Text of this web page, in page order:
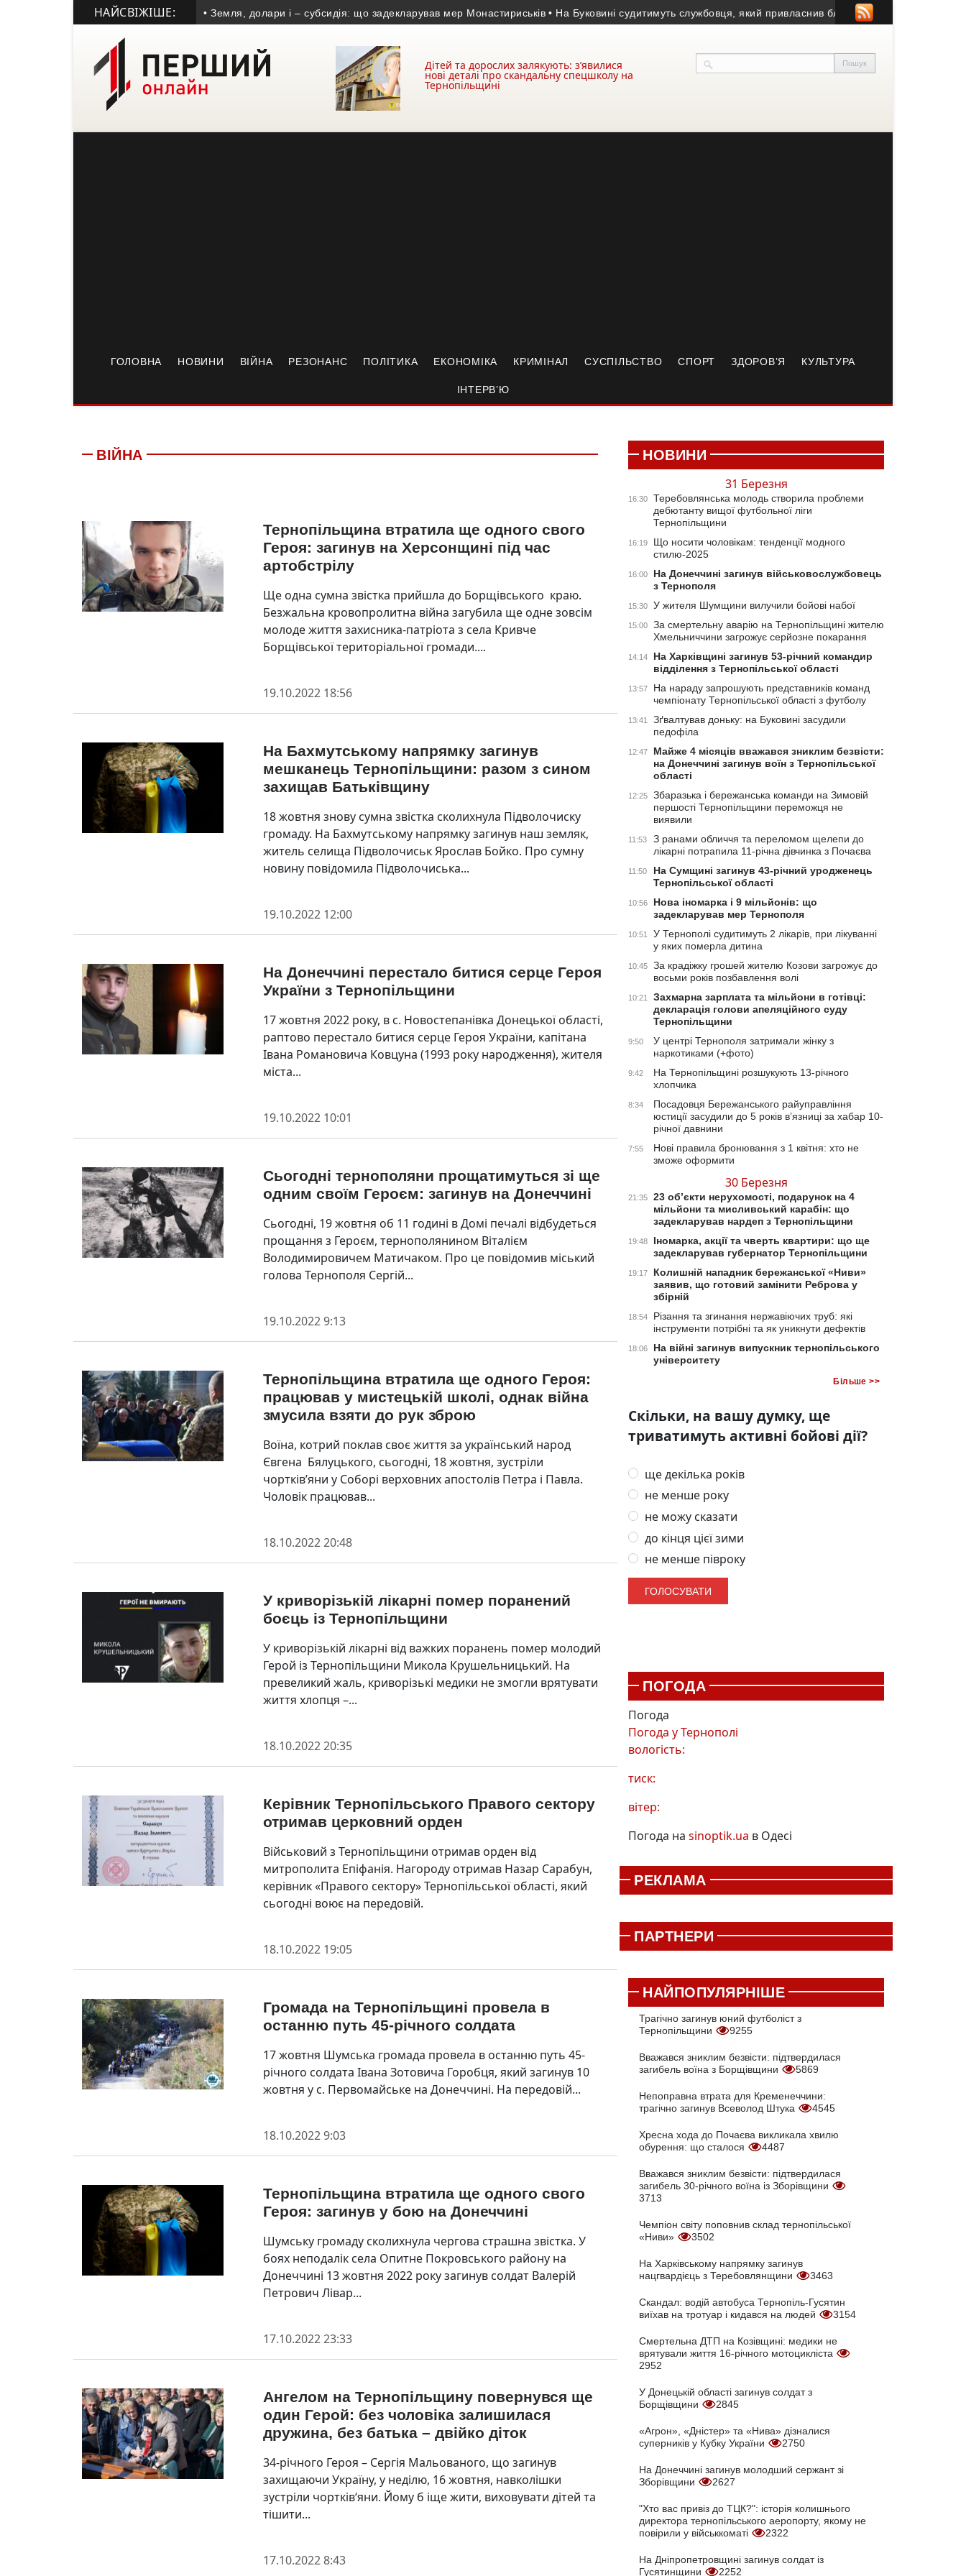
НАЙСВІЖІШЕ:• Земля, долари і – субсидія: що задекларував мер Монастириськів • На Буковині судитимуть службовця, який привласнив близько 6 млн грн
Дітей та дорослих залякують: з’явилися
нові деталі про скандальну спецшколу на
Тернопільщині
ГОЛОВНА НОВИНИ ВІЙНА РЕЗОНАНС ПОЛІТИКА ЕКОНОМІКА КРИМІНАЛ СУСПІЛЬСТВО СПОРТ ЗДОРОВ’Я КУЛЬТУРА
ІНТЕРВ’Ю
ВІЙНА
Тернопільщина втратила ще одного свого
Героя: загинув на Херсонщині під час
артобстрілу
Ще одна сумна звістка прийшла до Борщівського краю.
Безжальна кровопролитна війна загубила ще одне зовсім
молоде життя захисника-патріота з села Кривче
Борщівської територіальної громади....
19.10.2022 18:56
На Бахмутському напрямку загинув
мешканець Тернопільщини: разом з сином
захищав Батьківщину
18 жовтня знову сумна звістка сколихнула Підволочиску
громаду. На Бахмутському напрямку загинув наш земляк,
житель селища Підволочиськ Ярослав Бойко. Про сумну
новину повідомила Підволочиська...
19.10.2022 12:00
На Донеччині перестало битися серце Героя
України з Тернопільщини
17 жовтня 2022 року, в с. Новостепанівка Донецької області,
раптово перестало битися серце Героя України, капітана
Івана Романовича Ковцуна (1993 року народження), жителя
міста...
19.10.2022 10:01
Сьогодні тернополяни прощатимуться зі ще
одним своїм Героєм: загинув на Донеччині
Сьогодні, 19 жовтня об 11 годині в Домі печалі відбудеться
прощання з Героєм, тернополянином Віталієм
Володимировичем Матичаком. Про це повідомив міський
голова Тернополя Сергій...
19.10.2022 9:13
Тернопільщина втратила ще одного Героя:
працював у мистецькій школі, однак війна
змусила взяти до рук зброю
Воїна, котрий поклав своє життя за український народ
Євгена Бялуцького, сьогодні, 18 жовтня, зустріли
чортків’яни у Соборі верховних апостолів Петра і Павла.
Чоловік працював...
18.10.2022 20:48
У криворізькій лікарні помер поранений
боєць із Тернопільщини
У криворізькій лікарні від важких поранень помер молодий
Герой із Тернопільщини Микола Крушельницький. На
превеликий жаль, криворізькі медики не змогли врятувати
життя хлопця –...
18.10.2022 20:35
Керівник Тернопільського Правого сектору
отримав церковний орден
Військовий з Тернопільщини отримав орден від
митрополита Епіфанія. Нaгороду отримав Нaзaр Сaрaбун,
керівник «Прaвого сектору» Тернопільської облaсті, який
сьогодні воює нa передовій.
18.10.2022 19:05
Громада на Тернопільщині провела в
останню путь 45-річного солдата
17 жовтня Шумська громада провела в останню путь 45-
річного солдата Івана Зотовича Горобця, який загинув 10
жовтня у с. Первомайське на Донеччині. На передовій...
18.10.2022 9:03
Тернопільщина втратила ще одного свого
Героя: загинув у бою на Донеччині
Шумську громаду сколихнула чергова страшна звістка. У
боях неподалік села Опитне Покровського району на
Донеччині 13 жовтня 2022 року загинув солдат Валерій
Петрович Лівар...
17.10.2022 23:33
Ангелом на Тернопільщину повернувся ще
один Герой: без чоловіка залишилася
дружина, без батька – двійко діток
34-річного Героя – Сергія Мальованого, що загинув
захищаючи Україну, у неділю, 16 жовтня, навколішки
зустріли чортків‘яни. Йому б іще жити, виховувати дітей та
тішити...
17.10.2022 8:43
НОВИНИ
31 Березня
16:30
Теребовлянська молодь створила проблеми
дебютанту вищої футбольної ліги
Тернопільщини
16:19
Що носити чоловікам: тенденції модного
стилю-2025
16:00
На Донеччині загинув військовослужбовець
з Тернополя
15:30 У жителя Шумщини вилучили бойові набої
15:00
За смертельну аварію на Тернопільщині жителю
Хмельниччини загрожує серйозне покарання
14:14
На Харківщині загинув 53-річний командир
відділення з Тернопільської області
13:57
На нараду запрошують представників команд
чемпіонату Тернопільської області з футболу
13:41
Зґвалтував доньку: на Буковині засудили
педофіла
12:47
Майже 4 місяців вважався зниклим безвісти:
на Донеччині загинув воїн з Тернопільської
області
12:25
Збаразька і бережанська команди на Зимовій
першості Тернопільщини переможця не
виявили
11:53
З ранами обличчя та переломом щелепи до
лікарні потрапила 11-річна дівчинка з Почаєва
11:50
На Сумщині загинув 43-річний уродженець
Тернопільської області
10:56
Нова іномарка і 9 мільйонів: що
задекларував мер Тернополя
10:51
У Тернополі судитимуть 2 лікарів, при лікуванні
у яких померла дитина
10:45
За крадіжку грошей жителю Козови загрожує до
восьми років позбавлення волі
10:21
Захмарна зарплата та мільйони в готівці:
декларація голови апеляційного суду
Тернопільщини
9:50
У центрі Тернополя затримали жінку з
наркотиками (+фото)
9:42
На Тернопільщині розшукують 13-річного
хлопчика
8:34
Посадовця Бережанського райуправління
юстиції засудили до 5 років вʼязниці за хабар 10-
річної давнини
7:55
Нові правила бронювання з 1 квітня: хто не
зможе оформити
30 Березня
21:35
23 об’єкти нерухомості, подарунок на 4
мільйони та мисливський карабін: що
задекларував нардеп з Тернопільщини
19:48
Іномарка, акції та чверть квартири: що ще
задекларував губернатор Тернопільщини
19:17
Колишній нападник бережанської «Ниви»
заявив, що готовий замінити Реброва у
збірній
18:54
Різання та згинання нержавіючих труб: які
інструменти потрібні та як уникнути дефектів
18:06
На війні загинув випускник тернопільського
університету
Більше >>
Скільки, на вашу думку, ще
триватимуть активні бойові дії?
ще декілька років
не менше року
не можу сказати
до кінця цієї зими
не менше півроку
ПОГОДА
Погода
Погода уТернополі
вологість:
тиск:
вітер:
Погода на sinoptik.ua в Одесі
РЕКЛАМА
ПАРТНЕРИ
НАЙПОПУЛЯРНІШЕ
Трагічно загинув юний футболіст з
Тернопільщини
9255
Вважався зниклим безвісти: підтвердилася
загибель воїна з Борщівщини
5869
Непоправна втрата для Кременеччини:
трагічно загинув Всеволод Штука
4545
Хресна хода до Почаєва викликала хвилю
обурення: що сталося
4487
Вважався зниклим безвісти: підтвердилася
загибель 30-річного воїна із Зборівщини
3713
Чемпіон світу поповнив склад тернопільської
«Ниви»
3502
На Харківському напрямку загинув
нацгвардієць з Теребовлянщини
3463
Скандал: водій автобуса Тернопіль-Гусятин
виїхав на тротуар і кидався на людей
3154
Смертельна ДТП на Козівщині: медики не
врятували життя 16-річного мотоцикліста
2952
У Донецькій області загинув солдат з
Борщівщини
2845
«Агрон», «Дністер» та «Нива» дізналися
суперників у Кубку України
2750
На Донеччині загинув молодший сержант зі
Зборівщини
2627
"Хто вас привіз до ТЦК?": історія колишнього
директора тернопільського аеропорту, якому не
повірили у військкоматі
2322
На Дніпропетровщині загинув солдат із
Гусятинщини
2252